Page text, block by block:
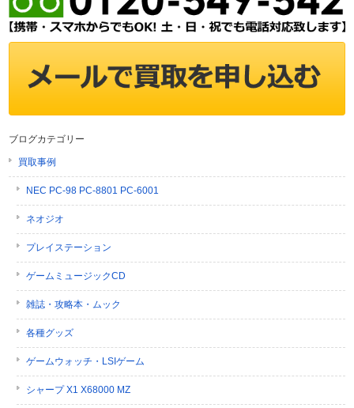
ブログカテゴリー
買取事例
NEC PC-98 PC-8801 PC-6001
ネオジオ
プレイステーション
ゲームミュージックCD
雑誌・攻略本・ムック
各種グッズ
ゲームウォッチ・LSIゲーム
シャープ X1 X68000 MZ